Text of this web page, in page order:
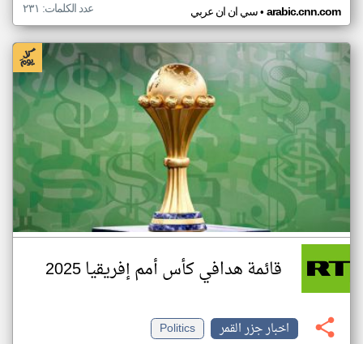
سي ان ان عربي• arabic.cnn.com عدد الكلمات: ٢٣١
قائمة هدافي كأس أمم إفريقيا 2025
اخبار جزر القمر
Politics